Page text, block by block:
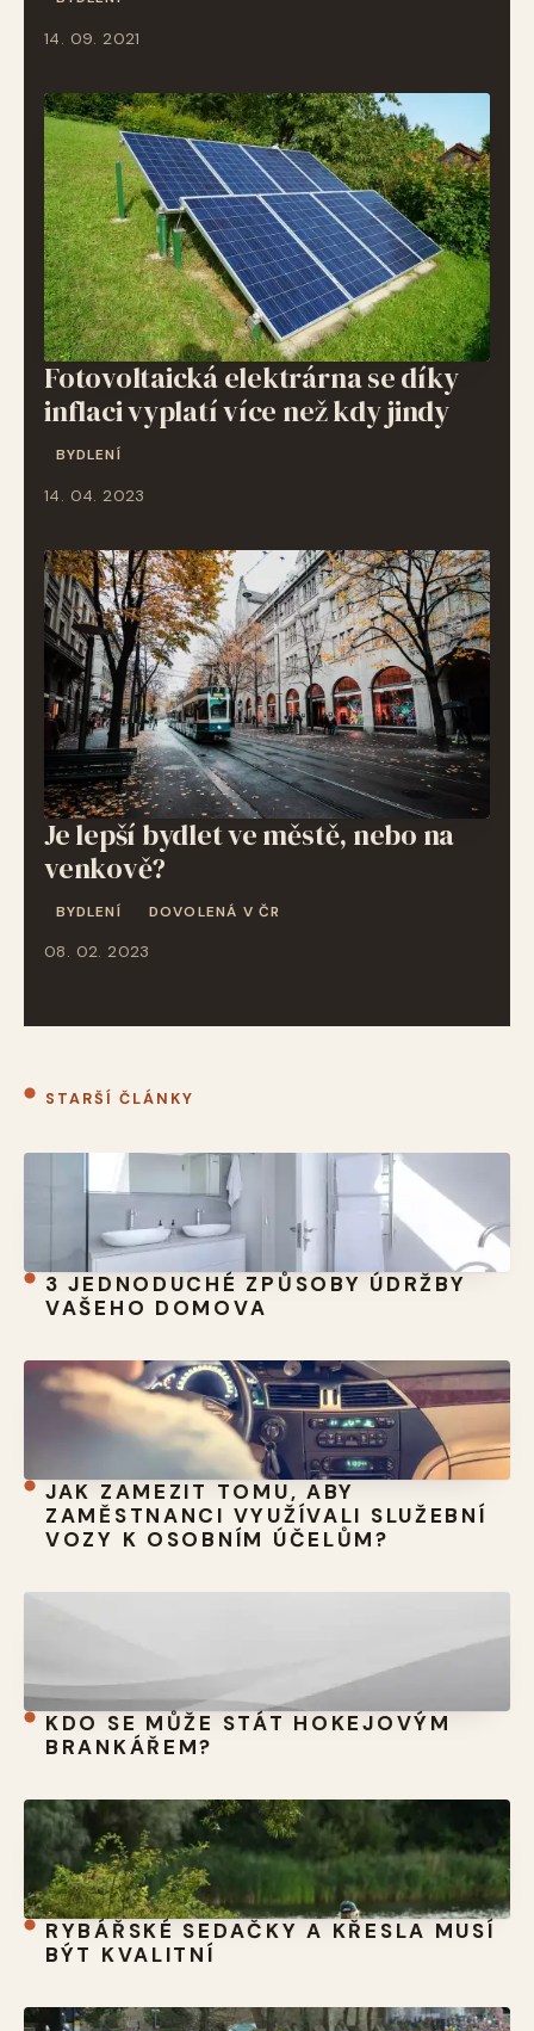
14. 09. 2021
Fotovoltaická elektrárna se díky
inflaci vyplatí více než kdy jindy
BYDLENÍ
14. 04. 2023
Je lepší bydlet ve městě, nebo na
venkově?
BYDLENÍ DOVOLENÁ V ČR
08. 02. 2023
STARŠÍ ČLÁNKY
3 JEDNODUCHÉ ZPŮSOBY ÚDRŽBY
VAŠEHO DOMOVA
JAK ZAMEZIT TOMU, ABY
ZAMĚSTNANCI VYUŽÍVALI SLUŽEBNÍ
VOZY K OSOBNÍM ÚČELŮM?
KDO SE MŮŽE STÁT HOKEJOVÝM
BRANKÁŘEM?
RYBÁŘSKÉ SEDAČKY A KŘESLA MUSÍ
BÝT KVALITNÍ